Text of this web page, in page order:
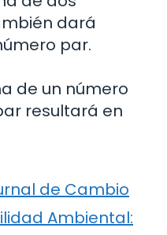
dará
par.
de un número
resultará en
de Cambio
Ambiental: